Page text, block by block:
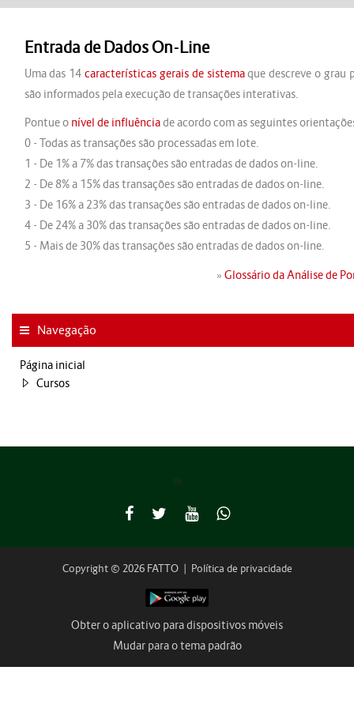
Entrada de Dados On-Line
Uma das 14características gerais de sistemaque descreve o grau
são informados pela execução de transações interativas.
Pontue o nível de influênciade acordo com as seguintes
0 - Todas as transações são processadas em lote.
1 - De 1% a 7% das transações são entradas de dados on-line.
2 - De 8% a 15% das transações são entradas de dados on-line.
3 - De 16% a 23% das transações são entradas de dados on-line.
4 - De 24% a 30% das transações são entradas de dados on-line.
5 - Mais de 30% das transações são entradas de dados on-line.
» Glossário da Análise de
Navegação
Página inicial
Cursos
Copyright © 2026 FATTO | Política de privacidade
Obter o aplicativo para dispositivos móveis
Mudar para o tema padrão